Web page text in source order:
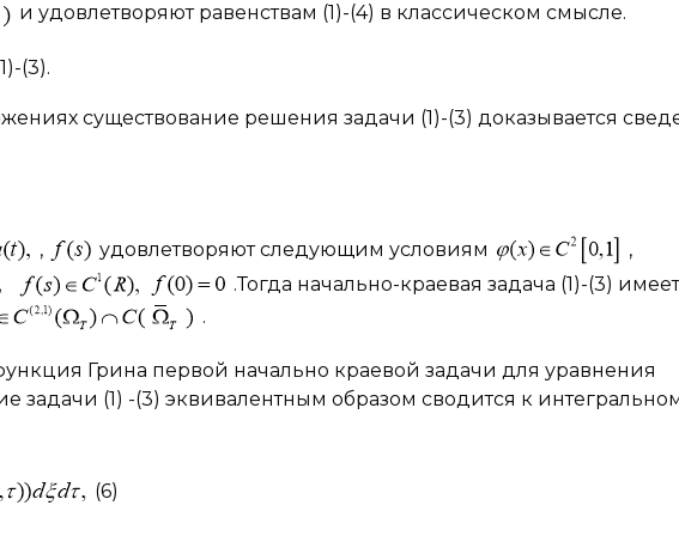
и удовлетворяют равенствам (1)-(4) в классическом смысле.
(3).
существование решения задачи (1)-(3) доказывается
, удовлетворяют следующим условиям
,
.Тогда начально-краевая задача (1)-(3) имеет
.
Грина первой начально краевой задачи для уравнения
задачи (1) -(3) эквивалентным образом сводится к
(6)